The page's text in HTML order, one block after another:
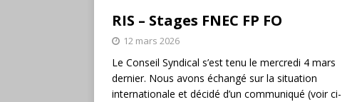
RIS – Stages FNEC FP FO
12 mars 2026
Le Conseil Syndical s’est tenu le mercredi 4 mars
dernier. Nous avons échangé sur la situation
internationale et décidé d’un communiqué (voir ci-